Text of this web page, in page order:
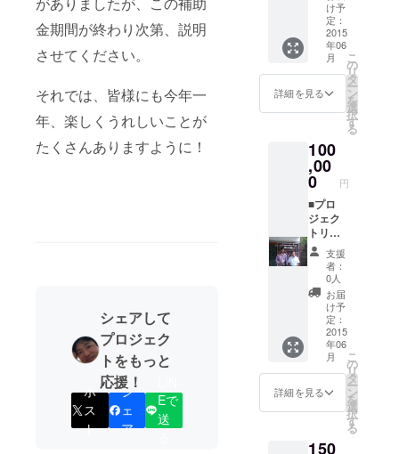
金期間が終わり次第、説明
させてください。
それでは、皆様にも今年一
年、楽しくうれしいことが
たくさんありますように！
シェアして
プロジェク
トをもっと
応援！
ポ
ス
ト
シ
ェ
ア
Eで
送
添付い
たしま
す。
す。 ※
ただ
し、現
地での
包装な
ので多
少の漏
赦くだ
さい。
国内法
規に
従った
表記を
付け、
はちみ
つの説
明等を
添付い
たしま
す。
ドルボ
ンの電
化状況
報告会
■マング
ローブ
はちみ
つ
（250g
マング
ローブ
はちみ
つが輸
入でき
た段階
(6月予
定）で
郵送致
しま
す。 ※
ただ
し、現
地での
包装な
ので多
少の漏
れが
あって
もご容
さい。
け予
定：
2015
年06
月
詳細を見る
こ
の
リ
タ
ー
ン
を
選
択
す
る
100
,00
0 円
■プロ
ジェク
トリー
ダから
のお礼
メール
■シュン
ドルボ
ンの電
化状況
報告会
※2015/9
/26(土)
を予定
してい
ます。
状況で
支援
者：
0人
お届
け予
定：
2015
年06
月
詳細を見る
こ
の
リ
タ
ー
ン
を
選
択
す
る
150